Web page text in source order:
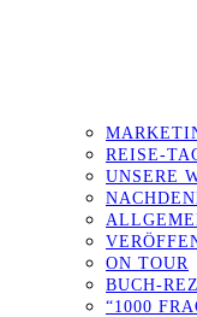
REISE-
UNSERE
ON TOUR
BUCH-
“1000